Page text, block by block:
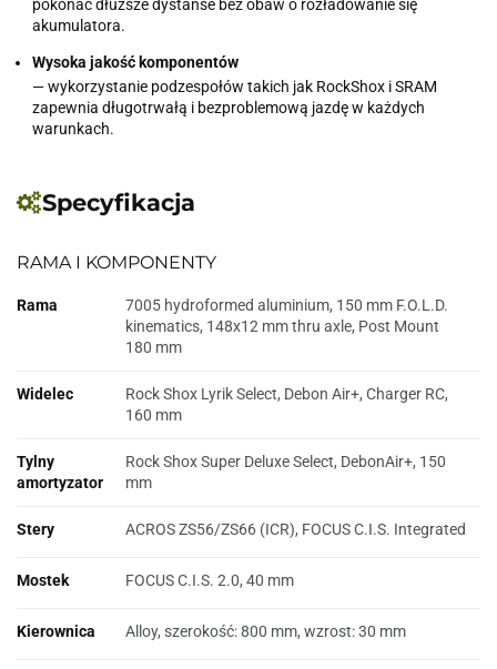
pokonać dłuższe dystanse bez obaw o rozładowanie się
akumulatora.
Wysoka jakość komponentów
— wykorzystanie podzespołów takich jak RockShox i SRAM
zapewnia długotrwałą i bezproblemową jazdę w każdych
warunkach.
Specyfikacja
RAMA I KOMPONENTY
Rama
7005 hydroformed aluminium, 150 mm F.O.L.D.
kinematics, 148x12 mm thru axle, Post Mount
180 mm
Widelec
Rock Shox Lyrik Select, Debon Air+, Charger RC,
160 mm
Tylny
amortyzator
Rock Shox Super Deluxe Select, DebonAir+, 150
mm
Stery ACROS ZS56/ZS66 (ICR), FOCUS C.I.S. Integrated
Mostek FOCUS C.I.S. 2.0, 40 mm
Kierownica Alloy, szerokość: 800 mm, wzrost: 30 mm